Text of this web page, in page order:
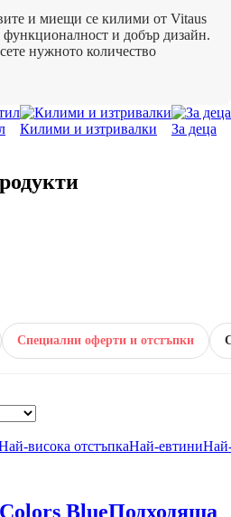
и миещи се килими от Vitaus
функционалност и добър дизайн.
нужното количество
Килими и изтривалки За деца
Специални оферти и отстъпки
висока отстъпкаНай-евтини
BlueПодходяща